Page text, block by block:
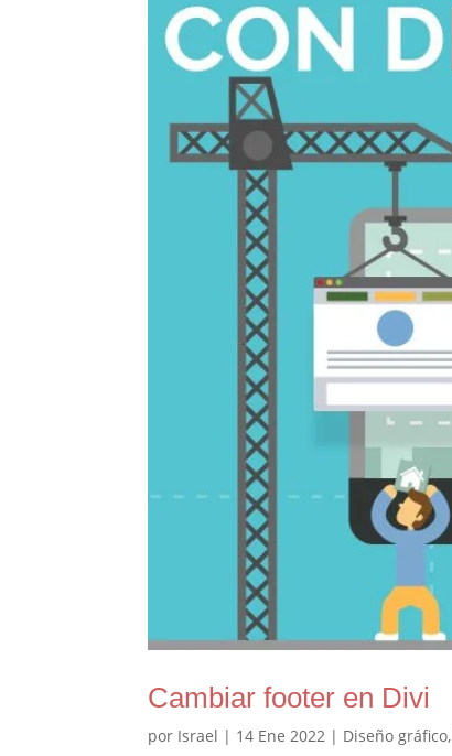
Cambiar footer en Divi
por Israel | 14 Ene 2022 | Diseño gráfico,